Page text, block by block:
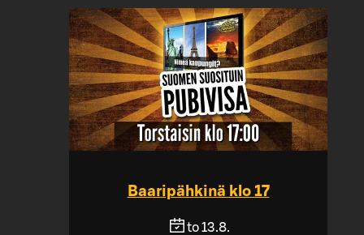
Baaripähkinä klo 17
to 13.8.